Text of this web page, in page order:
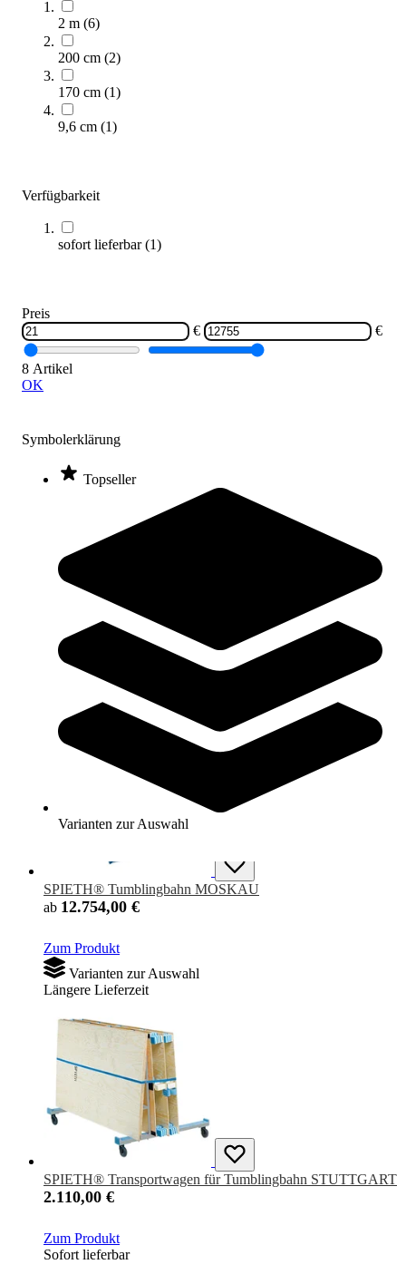
2 m (6)
200 cm (2)
170 cm (1)
9,6 cm (1)
Verfügbarkeit
sofort lieferbar(1)
Preis
€
€
8 Artikel
OK
Symbolerklärung
Topseller
Varianten zur Auswahl
Bänfer® Tumblingbahn Speedy 2000
ab
6.700,00 €
Zum Produkt
Varianten zur Auswahl
Längere Lieferzeit
Bänfer® Tumblingbahn Wiemers
ab 10.700,00 €
Zum Produkt
SPIETH® Tumblingbahn MOSKAU (Bausatz)
12.105,00 €
Zum Produkt
Varianten zur Auswahl
Sofort lieferbar
SPIETH® Tumblingbahn MOSKAU
ab 12.754,00 €
Zum Produkt
Varianten zur Auswahl
Längere Lieferzeit
SPIETH® Transportwagen für Tumblingbahn STUTTGART
2.110,00 €
Zum Produkt
Sofort lieferbar